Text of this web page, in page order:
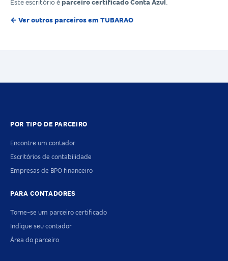
Este escritório é parceiro certificado Conta Azul
← Ver outros parceiros em TUBARAO
POR TIPO DE PARCEIRO
Encontre um contador
Escritórios de contabilidade
Empresas de BPO financeiro
PARA CONTADORES
Torne-se um parceiro certificado
Indique seu contador
Área do parceiro